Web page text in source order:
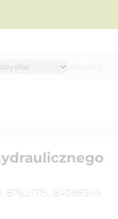
87621715, 84088363